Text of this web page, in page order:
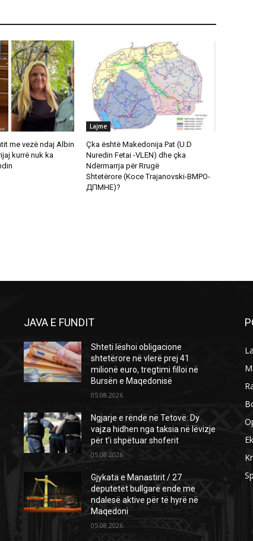
me vezë ndaj Albin
kurrë nuk ka
Lajme
Çka është Makedonija Pat (U.D
Nuredin Fetai -VLEN) dhe çka
Ndërmarrja për Rrugë
Shtetërore (Koce Trajanovski-ВМРО-
ДПМНЕ)?
JAVA E FUNDIT
Shteti lëshoi obligacione
shtetërore në vlerë prej 41
milionë euro, tregtimi filloi në
Bursën e Maqedonisë
05.08.2026
Ngjarje e rëndë në Tetovë: Dy
vajza hidhen nga taksia në lëvizje
për t’i shpëtuar shoferit
05.08.2026
Gjykata e Manastirit / 27
deputetët bullgarë ende me
ndalesë aktive për të hyrë në
Maqedoni
05.08.2026